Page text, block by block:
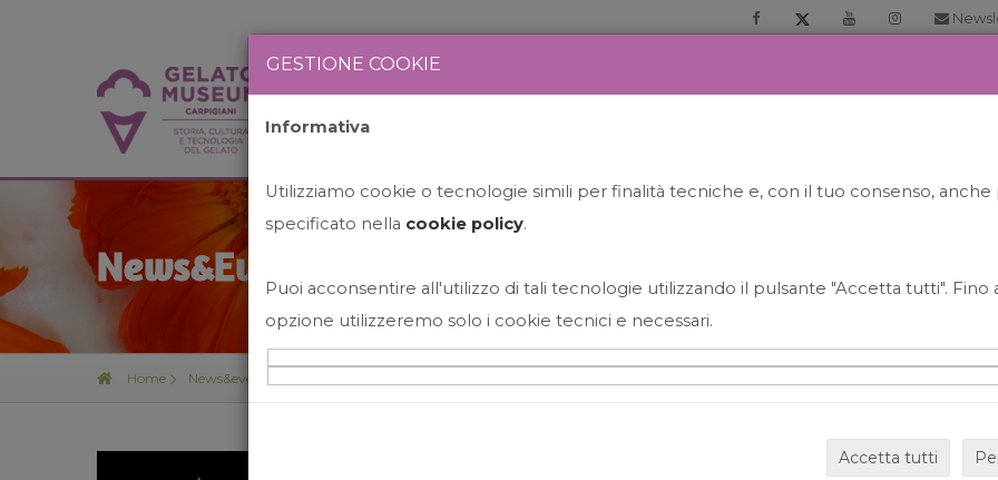
News&Events
Home News&events
HAPPY HOUR GRECO CON
GESTIONE COOKIE
Informativa
Utilizziamo cookie o tecnologie simili per finalità tecniche e, con il tuo consenso,
specificato nella cookie policy.
Puoi acconsentire all'utilizzo di tali tecnologie utilizzando il pulsante "Accetta tutti". Fino
opzione utilizzeremo solo i cookie tecnici e necessari.
Accetta tutti